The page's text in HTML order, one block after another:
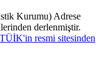
Kurumu) Adrese
derlenmiştir.
TÜİK'in resmi sitesinden